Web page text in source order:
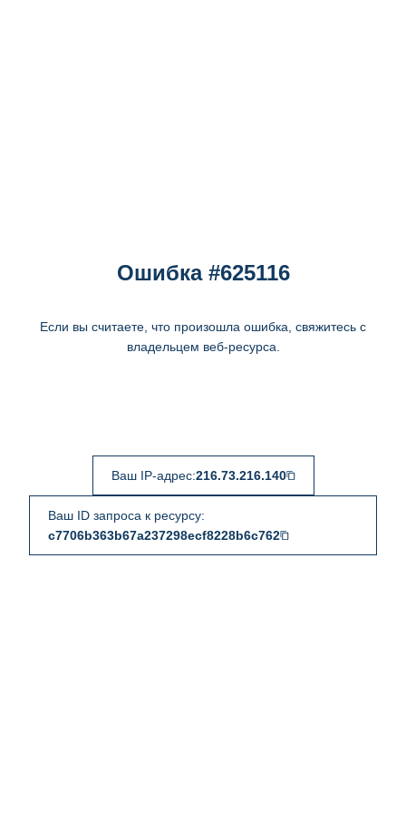
Ошибка #625116
Если вы считаете, что произошла ошибка, свяжитесь с
владельцем веб-ресурса.
Ваш IP-адрес:216.73.216.140
Ваш ID запроса к ресурсу:
c7706b363b67a237298ecf8228b6c762